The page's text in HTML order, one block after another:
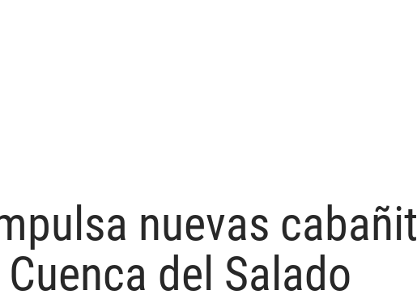
nuevas
del Salado